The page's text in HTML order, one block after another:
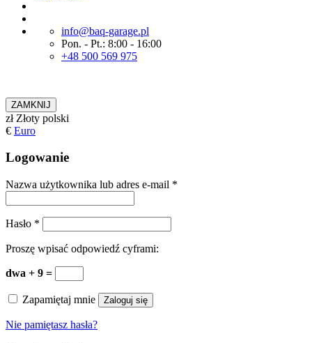
info@baq-garage.pl
Pon. - Pt.: 8:00 - 16:00
+48 500 569 975
ZAMKNIJ
zł Złoty polski
€ Euro
Logowanie
Nazwa użytkownika lub adres e-mail *
Hasło *
Proszę wpisać odpowiedź cyframi:
dwa + 9 =
Zapamiętaj mnie Zaloguj się
Nie pamiętasz hasła?